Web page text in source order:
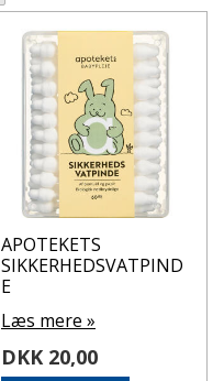
APOTEKETS
SIKKERHEDSVATPIND
E
Læs mere »
DKK 20,00